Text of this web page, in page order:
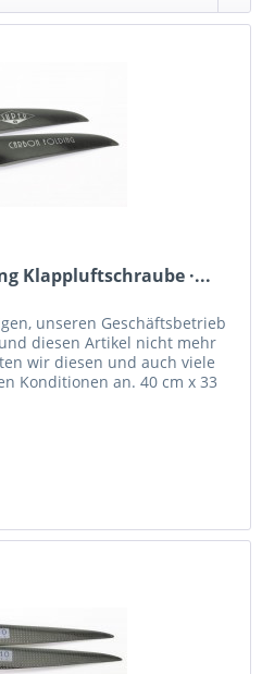
Klappluftschraube ·...
unseren Geschäftsbetrieb
diesen Artikel nicht mehr
wir diesen und auch viele
Konditionen an. 40 cm x 33